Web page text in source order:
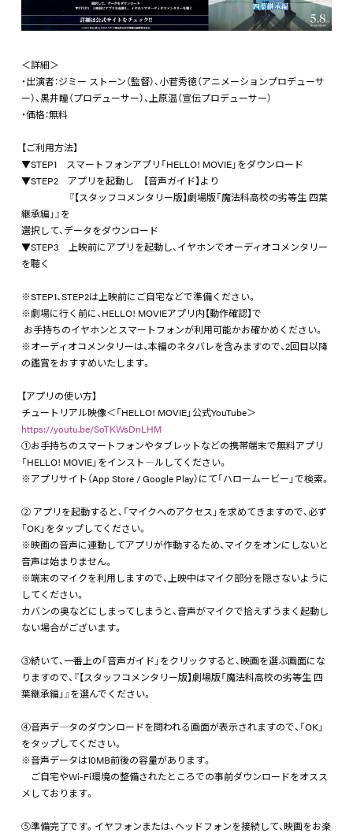
＜詳細＞
・出演者：ジミー ストーン（監督）、小菅秀徳（アニメーションプロデューサ
ー）、黒井瞳（プロデューサー）、上原温（宣伝プロデューサー）
・価格：無料
【ご利用方法】
▼STEP1 スマートフォンアプリ「HELLO! MOVIE」をダウンロード
▼STEP2 アプリを起動し 【音声ガイド】より
『【スタッフコメンタリー版】劇場版「魔法科高校の劣等生 四葉
継承編」』を
選択して、データをダウンロード
▼STEP3 上映前にアプリを起動し、イヤホンでオーディオコメンタリー
を聴く
※STEP1、STEP2は上映前にご自宅などで準備ください。
※劇場に行く前に、HELLO! MOVIEアプリ内【動作確認】で
お手持ちのイヤホンとスマートフォンが利用可能かお確かめください。
※オーディオコメンタリーは、本編のネタバレを含みますので、2回目以降
の鑑賞をおすすめいたします。
【アプリの使い方】
チュートリアル映像＜「HELLO! MOVIE」公式YouTube＞
https://youtu.be/SoTKWsDnLHM
①お手持ちのスマートフォンやタブレットなどの携帯端末で無料アプリ
「HELLO! MOVIE」をインスト―ルしてください。
※アプリサイト（App Store / Google Play）にて「ハロームービー」で検索。
② アプリを起動すると、「マイクへのアクセス」を求めてきますので、必ず
「OK」をタップしてください。
※映画の音声に連動してアプリが作動するため、マイクをオンにしないと
音声は始まりません。
※端末のマイクを利用しますので、上映中はマイク部分を隠さないように
してください。
カバンの奥などにしまってしまうと、音声がマイクで拾えずうまく起動し
ない場合がございます。
③続いて、一番上の「音声ガイド」をクリックすると、映画を選ぶ画面にな
りますので、『【スタッフコメンタリー版】劇場版「魔法科高校の劣等生 四
葉継承編」』を選んでください。
④音声デ―タのダウンロードを問われる画面が表示されますので、「OK」
をタップしてください。
※音声データは10MB前後の容量があります。
ご自宅やWi-Fi環境の整備されたところでの事前ダウンロードをオスス
メしております。
⑤準備完了です。イヤフォンまたは、ヘッドフォンを接続して、映画をお楽